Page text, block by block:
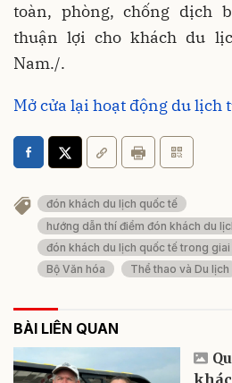
toàn, phòng, chống dịch
thuận lợi cho khách du
Nam./.
Mở cửa lại hoạt động du lịch
đón khách du lịch quốc tế
hướng dẫn thí điểm đón khách du
đón khách du lịch quốc tế trong giai
Bộ Văn hóa
Thể thao và Du lịch
BÀI LIÊN QUAN